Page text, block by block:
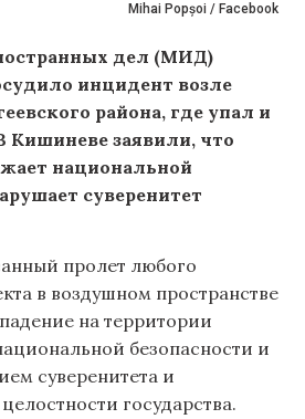
Mihai Popșoi / Facebook
дел (МИД)
инцидент возле
района, где упал и
Кишиневе заявили, что
национальной
суверенитет
пролет любого
в воздушном пространстве
на территории
безопасности и
суверенитета и
государства.